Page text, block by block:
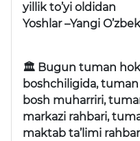
yillik to’yi oldidan
Yoshlar –Yangi
🏛 Bugun tuman
boshchiligida,
bosh muharriri,
markazi rahbari,
maktab ta’limi